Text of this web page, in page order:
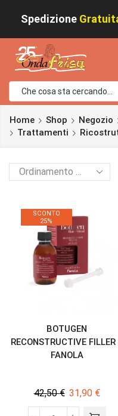
Spedizione
Home Shop Negozio
Trattamenti
SCONTO
25%
BOTUGEN
RECONSTRUCTIVE FILLER
FANOLA
42,50€ 31,90 €